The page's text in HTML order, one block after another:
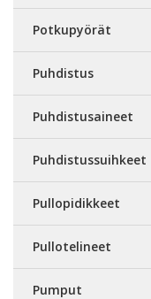
Potkupyörät
Puhdistus
Puhdistusaineet
Puhdistussuihkeet
Pullopidikkeet
Pullotelineet
Pumput